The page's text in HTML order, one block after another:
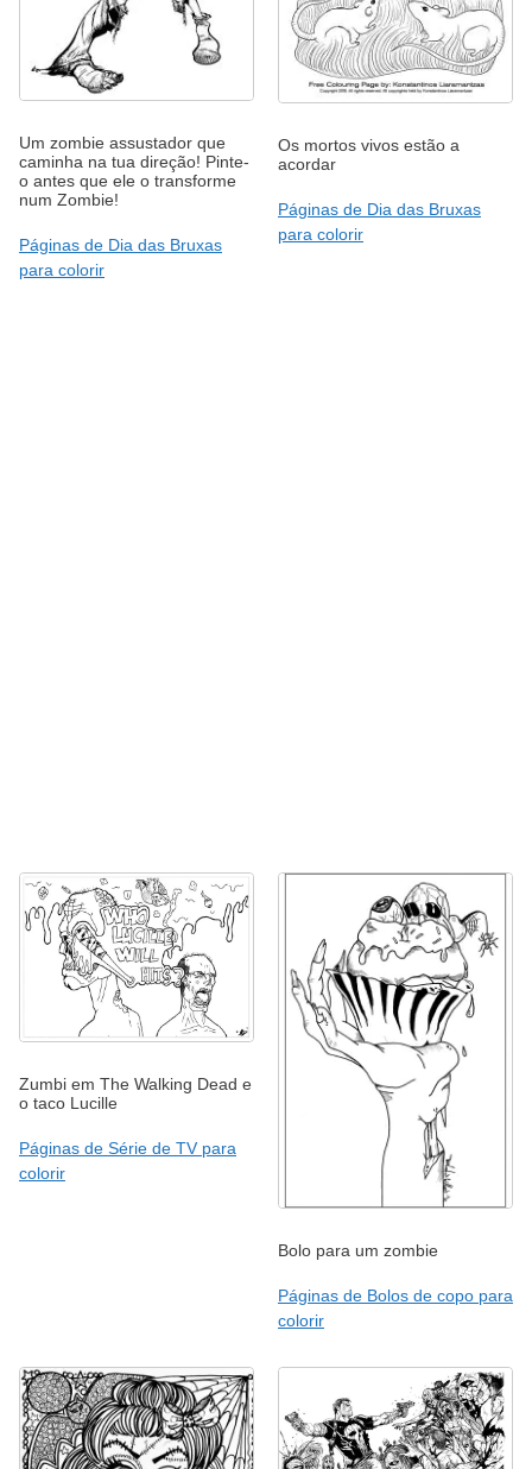
Um zombie assustador que
caminha na tua direção! Pinte-
o antes que ele o transforme
num Zombie!
Páginas de Dia das Bruxas
para colorir
Os mortos vivos estão a
acordar
Páginas de Dia das Bruxas
para colorir
Zumbi em The Walking Dead e
o taco Lucille
Páginas de Série de TV para
colorir
Bolo para um zombie
Páginas de Bolos de copo para
colorir